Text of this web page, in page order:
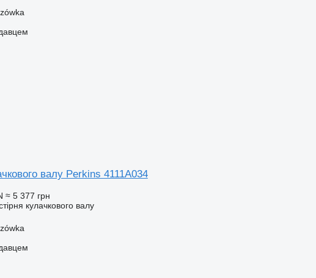
валу Perkins 4111A034
≈ 5 377 грн
кулачкового валу